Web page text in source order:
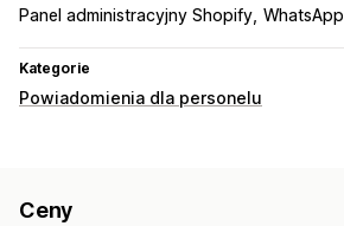
Panel administracyjny Shopify WhatsApp
Kategorie
Powiadomienia dla personelu
Alerty niestandardowe
Ceny